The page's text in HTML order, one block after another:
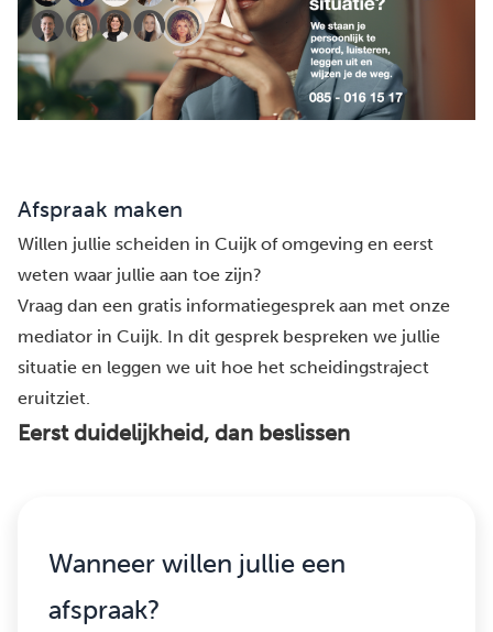
Afspraak maken
Willen jullie scheiden in Cuijk of omgeving en eerst
weten waar jullie aan toe zijn?
Vraag dan een gratis informatiegesprek aan met onze
mediator in Cuijk. In dit gesprek bespreken we jullie
situatie en leggen we uit hoe het scheidingstraject
eruitziet.
Eerst duidelijkheid, dan beslissen
Wanneer willen jullie een
afspraak?